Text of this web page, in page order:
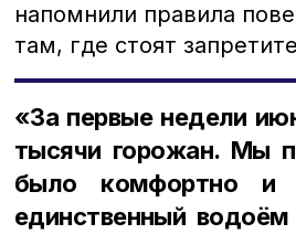
напомнили правила
там, где стоят
«За первые недели
тысячи горожан. Мы
было комфортно и
единственный